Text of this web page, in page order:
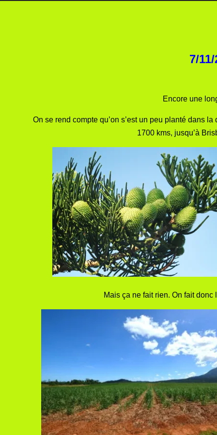
7/
Encore une
On se rend compte qu’on s’est un peu planté dans
1700 kms, jusqu’à
Mais ça ne fait rien. On fait